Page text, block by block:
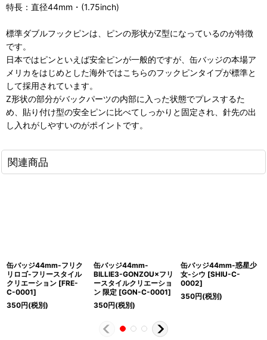
特長：直径44mm・(1.75inch)
標準ダブルフックピンは、ピンの形状がZ型になっているのが特徴
です。
日本ではピンといえば安全ピンが一般的ですが、缶バッジの本場ア
メリカをはじめとした海外ではこちらのフックピンタイプが標準と
して採用されています。
Z形状の部分がバックパーツの内部に入った状態でプレスするた
め、貼り付け型の安全ピンに比べてしっかりと固定され、針先の出
し入れがしやすいのがポイントです。
関連商品
缶バッジ44mm-フリク
リロゴ-フリースタイル
クリエーション [FRE-
C-0001]
350円(税別)
缶バッジ44mm-
BILLIE3-GONZOU×フリ
ースタイルクリエーショ
ン 限定 [GON-C-0001]
350円(税別)
缶バッジ44mm-惑星少
女-シウ [SHIU-C-
0002]
350円(税別)